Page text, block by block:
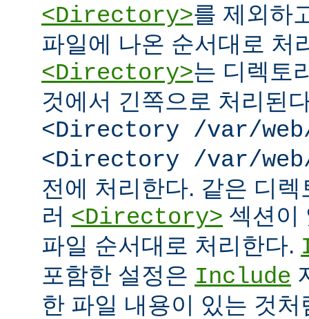
<Directory>를 제외하
파일에 나온 순서대로 처
<Directory>는 디렉토
것에서 긴쪽으로 처리된
<Directory /var/
<Directory /var/
전에 처리한다. 같은 디
러 <Directory> 섹션이
파일 순서대로 처리한다.
포함한 설정은 Include
한 파일 내용이 있는 것처